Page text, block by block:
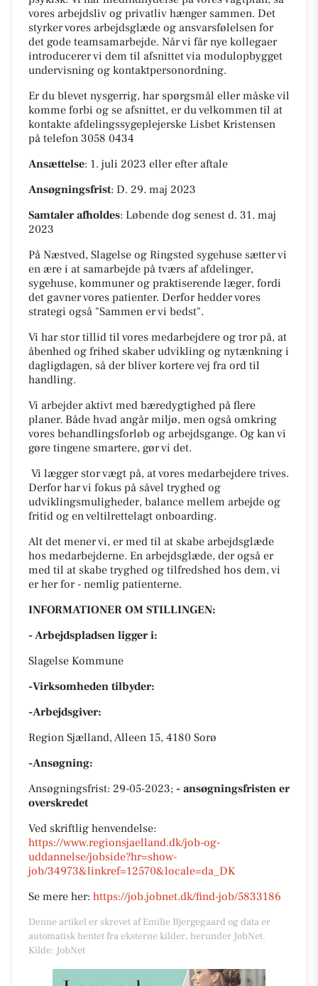
vores arbejdsliv og privatliv hænger sammen. Det
styrker vores arbejdsglæde og ansvarsfølelsen for
det gode teamsamarbejde. Når vi får nye kollegaer
introducerer vi dem til afsnittet via modulopbygget
undervisning og kontaktpersonordning.
Er du blevet nysgerrig, har spørgsmål eller måske vil
komme forbi og se afsnittet, er du velkommen til at
kontakte afdelingssygeplejerske Lisbet Kristensen
på telefon 3058 0434
Ansættelse: 1. juli 2023 eller efter aftale
Ansøgningsfrist: D. 29. maj 2023
Samtaler afholdes: Løbende dog senest d. 31. maj
2023
På Næstved, Slagelse og Ringsted sygehuse sætter vi
en ære i at samarbejde på tværs af afdelinger,
sygehuse, kommuner og praktiserende læger, fordi
det gavner vores patienter. Derfor hedder vores
strategi også "Sammen er vi bedst".
Vi har stor tillid til vores medarbejdere og tror på, at
åbenhed og frihed skaber udvikling og nytænkning i
dagligdagen, så der bliver kortere vej fra ord til
handling.
Vi arbejder aktivt med bæredygtighed på flere
planer. Både hvad angår miljø, men også omkring
vores behandlingsforløb og arbejdsgange. Og kan vi
gøre tingene smartere, gør vi det.
Vi lægger stor vægt på, at vores medarbejdere trives.
Derfor har vi fokus på såvel tryghed og
udviklingsmuligheder, balance mellem arbejde og
fritid og en veltilrettelagt onboarding.
Alt det mener vi, er med til at skabe arbejdsglæde
hos medarbejderne. En arbejdsglæde, der også er
med til at skabe tryghed og tilfredshed hos dem, vi
er her for - nemlig patienterne.
INFORMATIONER OM STILLINGEN:
- Arbejdspladsen ligger i:
Slagelse Kommune
-Virksomheden tilbyder:
-Arbejdsgiver:
Region Sjælland, Alleen 15, 4180 Sorø
-Ansøgning:
Ansøgningsfrist: 29-05-2023; - ansøgningsfristen er
overskredet
Ved skriftlig henvendelse:
https://www.regionsjaelland.dk/job-og-
uddannelse/jobside?hr=show-
job/34973&linkref=12570&locale=da_DK
Se mere her: https://job.jobnet.dk/find-job/5833186
Denne artikel er skrevet af Emilie Bjergegaard og data er
automatisk hentet fra eksterne kilder, herunder JobNet.
Kilde: JobNet